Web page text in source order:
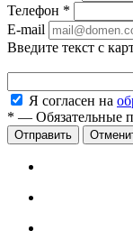
Телефон *
E-mail
Введите текст с
Я согласен на
* — Обязательные